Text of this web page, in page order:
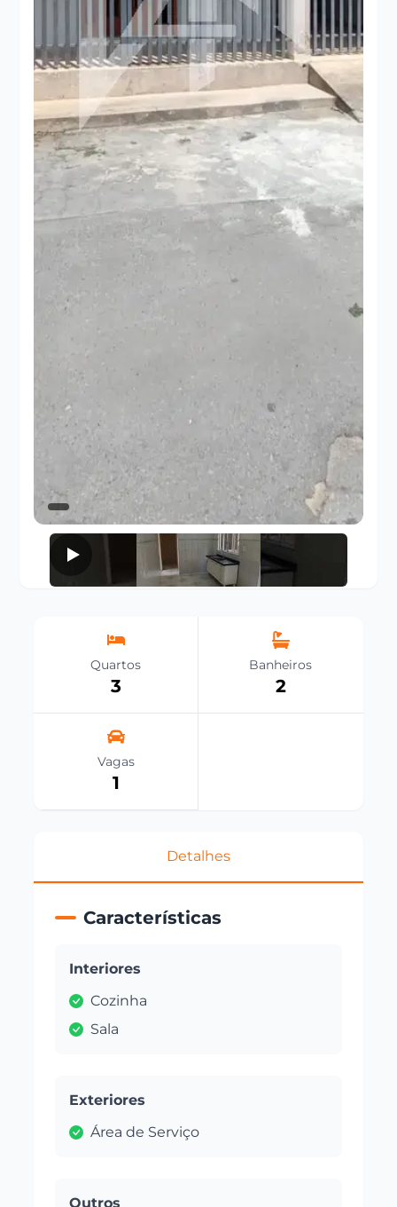
Quartos
3
Banheiros
2
Vagas
1
Detalhes
Características
Interiores
Cozinha
Sala
Exteriores
Área de Serviço
Outros